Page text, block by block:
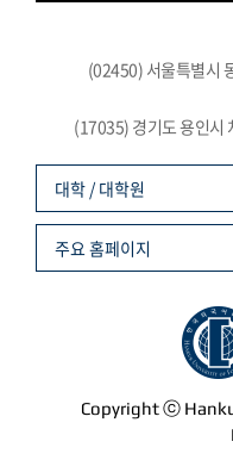
(02450) 서울특별시
(17035) 경기도 용인시
Copyright ⓒ
대학 / 대학원
주요 홈페이지